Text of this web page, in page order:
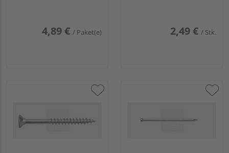
4,89 € / Paket(e) 2,49 € / Stk.